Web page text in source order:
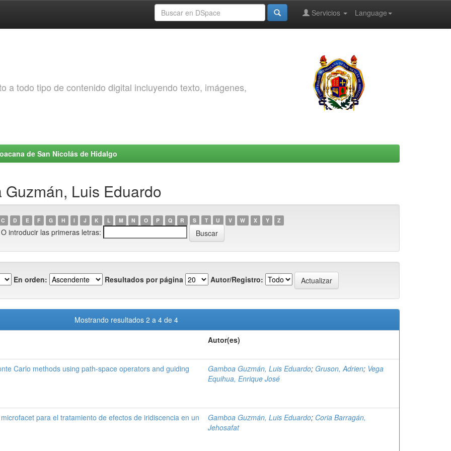
Language
Servicios
a todo tipo de contenido digital incluyendo texto, imágenes,
de San Nicolás de Hidalgo
Luis Eduardo
C D E F G H I J K L M N O P Q R S T U V W X Y Z
O introducir las primeras letras:
En orden: Resultados por página Autor/Registro:
Mostrando resultados 2 a 4 de 4
Autor(es)
Carlo methods using path-space operators and guiding Gamboa Guzmán, Luis Eduardo; Gruson, Adrien; Vega
Equihua, Enrique José
para el tratamiento de efectos de iridiscencia en un
Gamboa Guzmán, Luis Eduardo; Coria Barragán,
Jehosafat